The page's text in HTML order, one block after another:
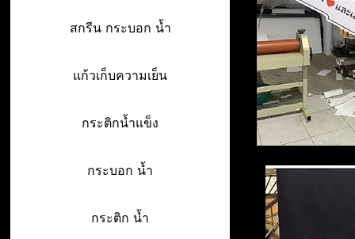
สกรีน กระบอก น้ำ
แก้วเก็บความเย็น
กระติกน้ำแข็ง
กระบอก น้ำ
กระติก น้ำ